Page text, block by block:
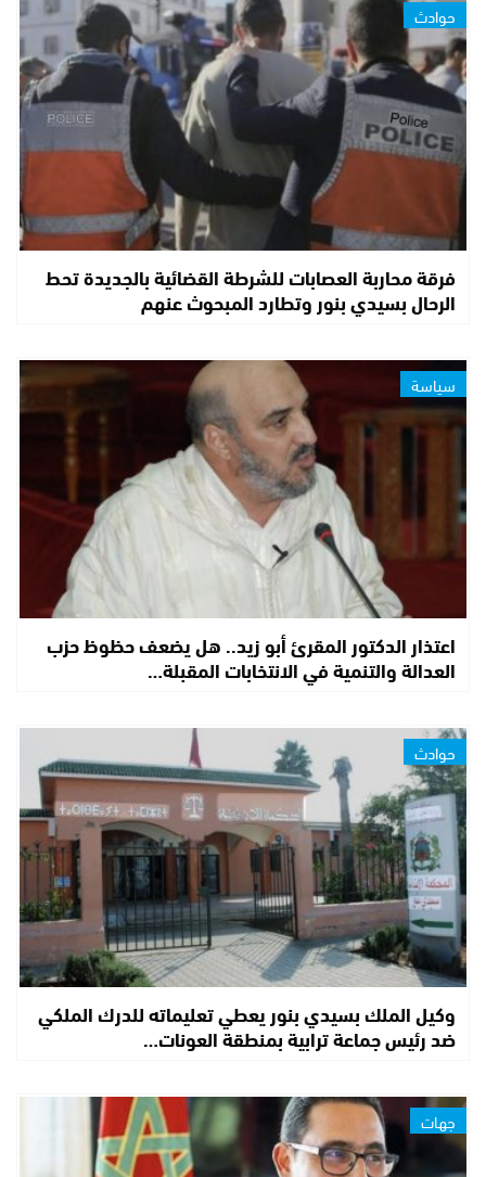
حوادث
فرقة محاربة العصابات للشرطة القضائية بالجديدة تحط
الرحال بسيدي بنور وتطارد المبحوث عنهم
سياسة
اعتذار الدكتور المقرئ أبو زيد.. هل يضعف حظوظ حزب
العدالة والتنمية في الانتخابات المقبلة…
حوادث
وكيل الملك بسيدي بنور يعطي تعليماته للدرك الملكي
ضد رئيس جماعة ترابية بمنطقة العونات…
جهات